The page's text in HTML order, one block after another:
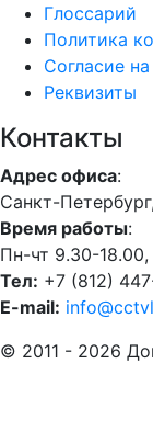
Глоссарий
Политика
Согласие
Реквизиты
Контакты
Адрес офиса:
Санкт-
Время работы:
Пн-чт 9.30-18.00,
Тел: +7 (812)
E-mail:
© 2011 - 2026